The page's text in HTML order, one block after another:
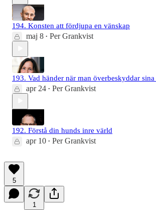
194. Konsten att fördjupa en vänskap
maj 8 • Per Grankvist
193. Vad händer när man överbeskyddar sina
apr 24 • Per Grankvist
192. Förstå din hunds inre värld
apr 10 • Per Grankvist
5
1